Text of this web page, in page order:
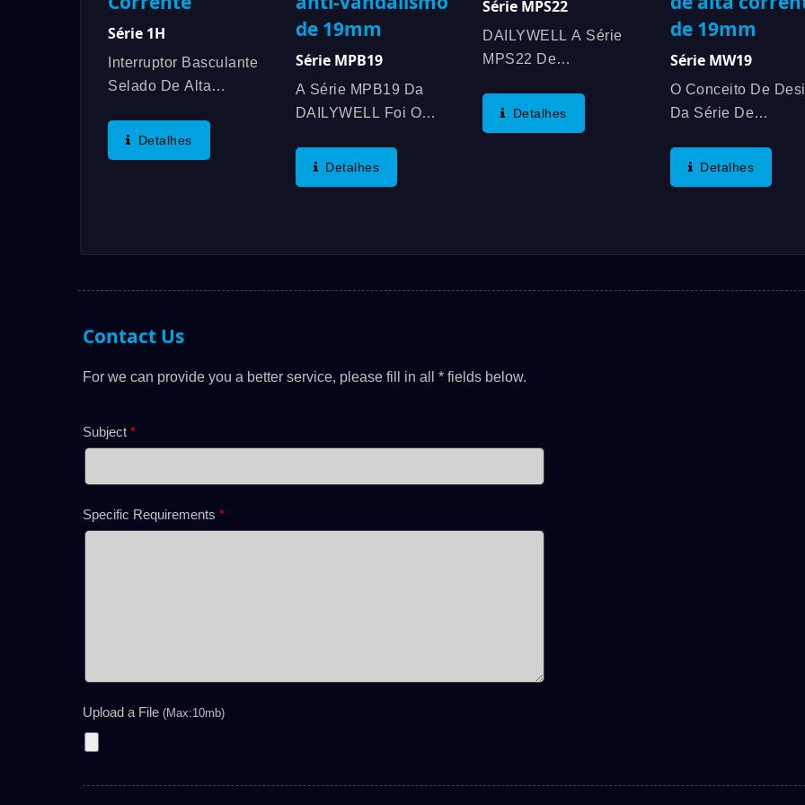
Série 1H
Interruptor Basculante
Selado De Alta
Capacidade De
Contato Aumentada E
Agitação Com
Detalhes
de 19mm
Série MPB19
A Série MPB19 Da
DAILYWELL Foi O
Anti-Vandalismo A Ser
Certificado Pela UL,
3A/250VAC;
Detalhes
Série MPS22
DAILYWELL A Série
MPS22 De
Vandalismo Curtos E
Iluminados Da
Detalhes
de 19mm
Série MW19
O Conceito De
Da Série De
DAILYWELL
(interruptor Anti-
Série De
Detalhes